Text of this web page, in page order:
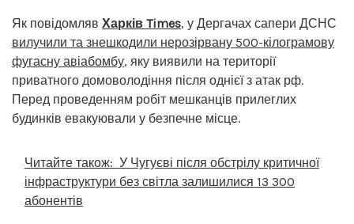
Як повідомляв Харків Times, у Дергачах сапери ДСНС
вилучили та знешкодили нерозірвану 500-кілограмову
фугасну авіабомбу, яку виявили на території
приватного домоволодіння після однієї з атак рф.
Перед проведенням робіт мешканців прилеглих
будинків евакуювали у безпечне місце.
Читайте також: У Чугуєві після обстрілу критичної
інфраструктури без світла залишилися 13 300
абонентів